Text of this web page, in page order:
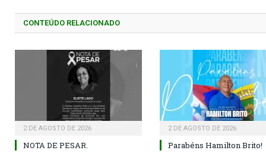
CONTEÚDO RELACIONADO
2 DE AGOSTO DE 2026
NOTA DE PESAR.
2 DE AGOSTO DE 2026
Parabéns Hamilton Brito!